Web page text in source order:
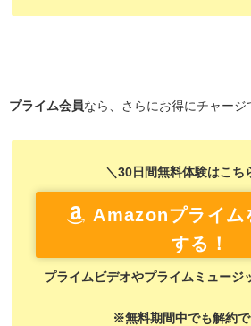
プライム会員なら、さらにお得にチャージ
＼30日間無料体験はこち
Amazonプライム
する！
プライムビデオやプライムミュージ
※無料期間中でも解約